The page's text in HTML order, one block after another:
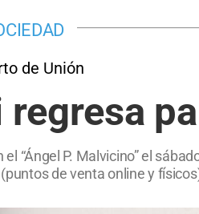
de Unión
el “Ángel P. Malvicino” el
de venta online y